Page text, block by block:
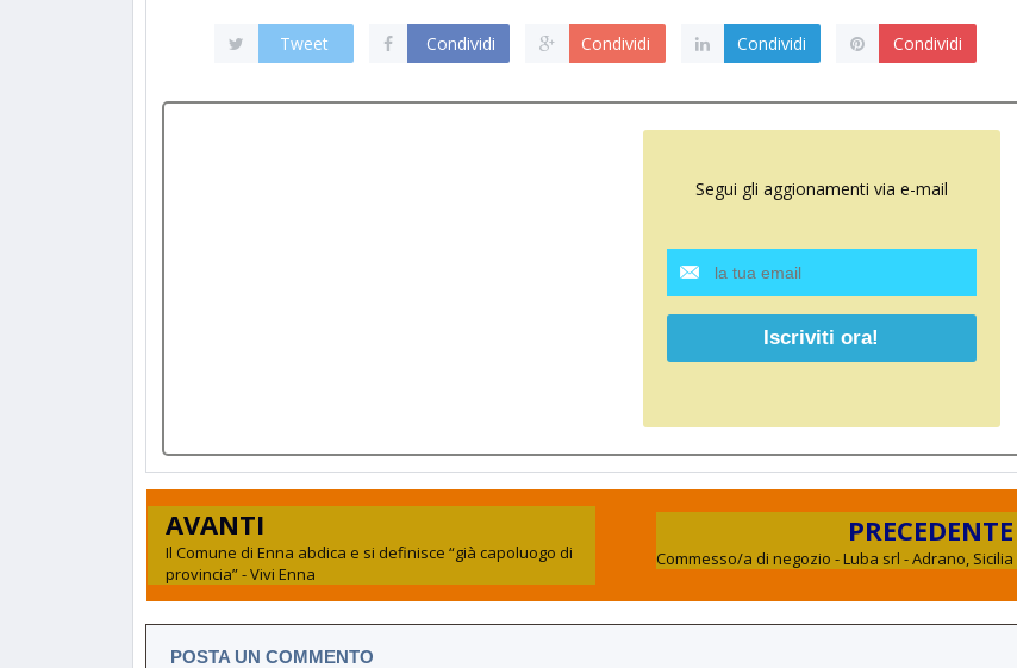
Tweet Condividi Condividi Condividi Condividi
Segui gli aggionamenti via e-mail
AVANTI
Il Comune di Enna abdica e si definisce “già capoluogo di
provincia” - Vivi Enna
PRECEDENTE
Commesso/a di negozio - Luba srl - Adrano, Sicilia
POSTA UN COMMENTO